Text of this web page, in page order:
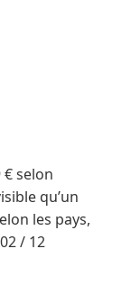
selon
qu’un
les pays,
/ 12